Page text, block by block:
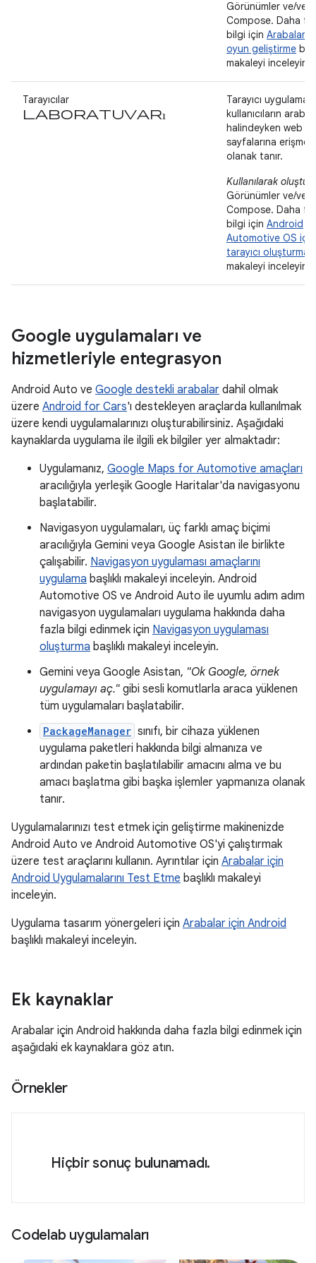
Görünümler ve/
Compose. Daha
bilgi için Arabalar
oyun geliştirme
makaleyi inceleyin.
Tarayıcılar
laboratuvarı
Tarayıcı
kullanıcıların araba
halindeyken web
sayfalarına
olanak tanır.
Kullanılarak
Görünümler ve/
Compose. Daha
bilgi için Android
Automotive OS için
tarayıcı oluşturma
makaleyi inceleyin.
Google uygulamaları ve
hizmetleriyle entegrasyon
Android Auto ve Google destekli arabalar dahil olmak
üzere Android for Cars'ı destekleyen araçlarda kullanılmak
üzere kendi uygulamalarınızı oluşturabilirsiniz. Aşağıdaki
kaynaklarda uygulama ile ilgili ek bilgiler yer almaktadır:
Uygulamanız, Google Maps for Automotive amaçları
aracılığıyla yerleşik Google Haritalar'da navigasyonu
başlatabilir.
Navigasyon uygulamaları, üç farklı amaç biçimi
aracılığıyla Gemini veya Google Asistan ile birlikte
çalışabilir. Navigasyon uygulaması amaçlarını
uygulama başlıklı makaleyi inceleyin. Android
Automotive OS ve Android Auto ile uyumlu adım adım
navigasyon uygulamaları uygulama hakkında daha
fazla bilgi edinmek için Navigasyon uygulaması
oluşturma başlıklı makaleyi inceleyin.
Gemini veya Google Asistan, "Ok Google, örnek
uygulamayı aç." gibi sesli komutlarla araca yüklenen
tüm uygulamaları başlatabilir.
PackageManager sınıfı, bir cihaza yüklenen
uygulama paketleri hakkında bilgi almanıza ve
ardından paketin başlatılabilir amacını alma ve bu
amacı başlatma gibi başka işlemler yapmanıza olanak
tanır.
Uygulamalarınızı test etmek için geliştirme makinenizde
Android Auto ve Android Automotive OS'yi çalıştırmak
üzere test araçlarını kullanın. Ayrıntılar için Arabalar için
Android Uygulamalarını Test Etme başlıklı makaleyi
inceleyin.
Uygulama tasarım yönergeleri için Arabalar için Android
başlıklı makaleyi inceleyin.
Ek kaynaklar
Arabalar için Android hakkında daha fazla bilgi edinmek için
aşağıdaki ek kaynaklara göz atın.
Örnekler
Hiçbir sonuç bulunamadı.
Codelab uygulamaları